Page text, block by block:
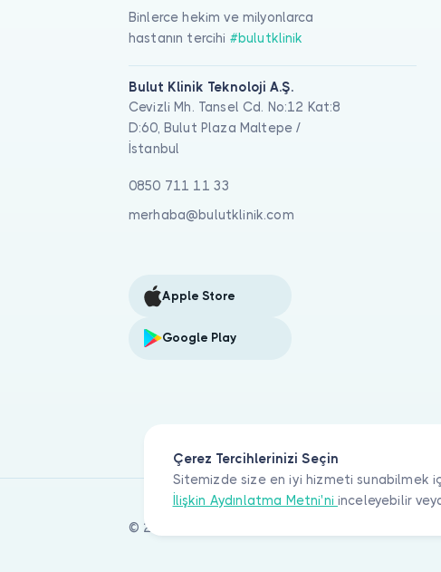
Çerez Tercihlerinizi Seçin
Sitemizde size en iyi hizmeti sunabilmek
İlişkin Aydınlatma Metni'ni inceleyebilir
Binlerce hekim ve milyonlarca
hastanın tercihi #bulutklinik
Bulut Klinik Teknoloji A.Ş.
Cevizli Mh. Tansel Cd. No:12 Kat:8
D:60, Bulut Plaza Maltepe /
İstanbul
0850 711 11 33
merhaba@bulutklinik.com
Apple Store
Google Play
© 2026 Bulut Klinik Teknoloji A.Ş. Tüm hakları